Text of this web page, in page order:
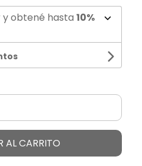
obtené hasta 10%
AL CARRITO